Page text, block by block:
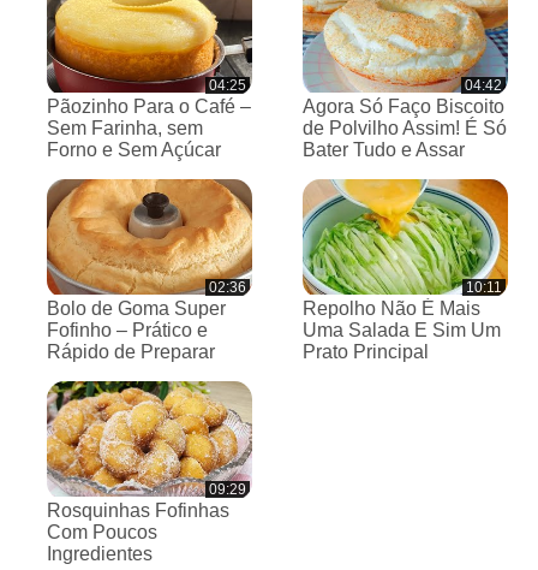
04:25
Pãozinho Para o Café –
Sem Farinha, sem
Forno e Sem Açúcar
04:42
Agora Só Faço Biscoito
de Polvilho Assim! É Só
Bater Tudo e Assar
02:36
Bolo de Goma Super
Fofinho – Prático e
Rápido de Preparar
10:11
Repolho Não É Mais
Uma Salada E Sim Um
Prato Principal
09:29
Rosquinhas Fofinhas
Com Poucos
Ingredientes